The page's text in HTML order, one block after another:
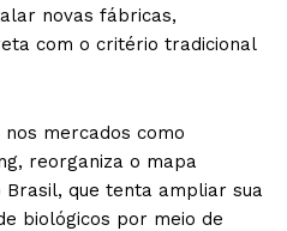
novas fábricas,
com o critério tradicional
mercados como
reorganiza o mapa
que tenta ampliar sua
biológicos por meio de